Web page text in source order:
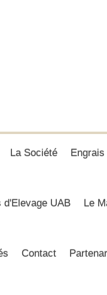
La Société
d'Elevage UAB Le
Contact